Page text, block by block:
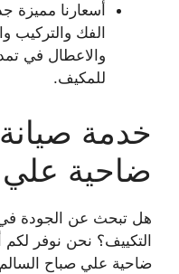
أسعارنا مميزة
الفك والتركيب
والاعطال في
للمكيف.
خدمة
ضاحية علي
هل تبحث عن الجودة في
التكييف؟ نحن نوفر
ضاحية علي صباح